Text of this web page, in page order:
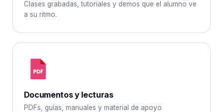
Clases grabadas, tutoriales y demos que el alumno ve
a su ritmo.
Documentos y lecturas
PDFs, guías, manuales y material de apoyo